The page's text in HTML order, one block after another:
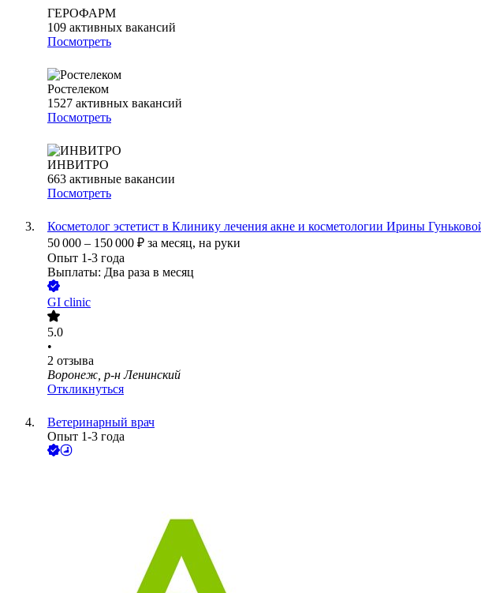
ГЕРОФАРМ
109 активных вакансий
Посмотреть
Ростелеком
1527 активных вакансий
Посмотреть
ИНВИТРО
663 активные вакансии
Посмотреть
Косметолог эстетист в Клинику лечения акне и косметологии Ирины
50 000 – 150 000 ₽ за месяц, на руки
Опыт 1-3 года
Выплаты: Два раза в месяц
GI clinic
5.0
•
2 отзыва
Воронеж, р-н Ленинский
Откликнуться
Ветеринарный врач
Опыт 1-3 года